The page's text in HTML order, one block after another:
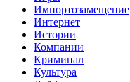
Импортозамещение
Интернет
Истории
Компании
Криминал
Культура